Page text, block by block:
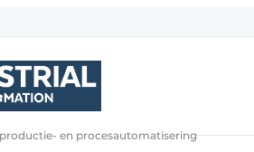
voorwaarden
en procesautomatisering